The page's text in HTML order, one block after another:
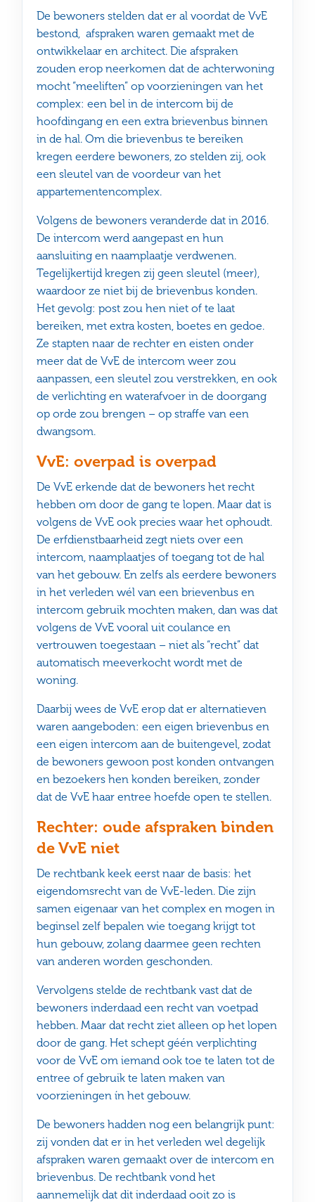
De bewoners stelden dat er al voordat de VvE
bestond, afspraken waren gemaakt met de
ontwikkelaar en architect. Die afspraken
zouden erop neerkomen dat de achterwoning
mocht “meeliften” op voorzieningen van het
complex: een bel in de intercom bij de
hoofdingang en een extra brievenbus binnen
in de hal. Om die brievenbus te bereiken
kregen eerdere bewoners, zo stelden zij, ook
een sleutel van de voordeur van het
appartementencomplex.
Volgens de bewoners veranderde dat in 2016.
De intercom werd aangepast en hun
aansluiting en naamplaatje verdwenen.
Tegelijkertijd kregen zij geen sleutel (meer),
waardoor ze niet bij de brievenbus konden.
Het gevolg: post zou hen niet of te laat
bereiken, met extra kosten, boetes en gedoe.
Ze stapten naar de rechter en eisten onder
meer dat de VvE de intercom weer zou
aanpassen, een sleutel zou verstrekken, en ook
de verlichting en waterafvoer in de doorgang
op orde zou brengen – op straffe van een
dwangsom.
VvE: overpad is overpad
De VvE erkende dat de bewoners het recht
hebben om door de gang te lopen. Maar dat is
volgens de VvE ook precies waar het ophoudt.
De erfdienstbaarheid zegt niets over een
intercom, naamplaatjes of toegang tot de hal
van het gebouw. En zelfs als eerdere bewoners
in het verleden wél van een brievenbus en
intercom gebruik mochten maken, dan was dat
volgens de VvE vooral uit coulance en
vertrouwen toegestaan – niet als “recht” dat
automatisch meeverkocht wordt met de
woning.
Daarbij wees de VvE erop dat er alternatieven
waren aangeboden: een eigen brievenbus en
een eigen intercom aan de buitengevel, zodat
de bewoners gewoon post konden ontvangen
en bezoekers hen konden bereiken, zonder
dat de VvE haar entree hoefde open te stellen.
Rechter: oude afspraken binden
de VvE niet
De rechtbank keek eerst naar de basis: het
eigendomsrecht van de VvE-leden. Die zijn
samen eigenaar van het complex en mogen in
beginsel zelf bepalen wie toegang krijgt tot
hun gebouw, zolang daarmee geen rechten
van anderen worden geschonden.
Vervolgens stelde de rechtbank vast dat de
bewoners inderdaad een recht van voetpad
hebben. Maar dat recht ziet alleen op het lopen
door de gang. Het schept géén verplichting
voor de VvE om iemand ook toe te laten tot de
entree of gebruik te laten maken van
voorzieningen ín het gebouw.
De bewoners hadden nog een belangrijk punt:
zij vonden dat er in het verleden wel degelijk
afspraken waren gemaakt over de intercom en
brievenbus. De rechtbank vond het
aannemelijk dat dit inderdaad ooit zo is